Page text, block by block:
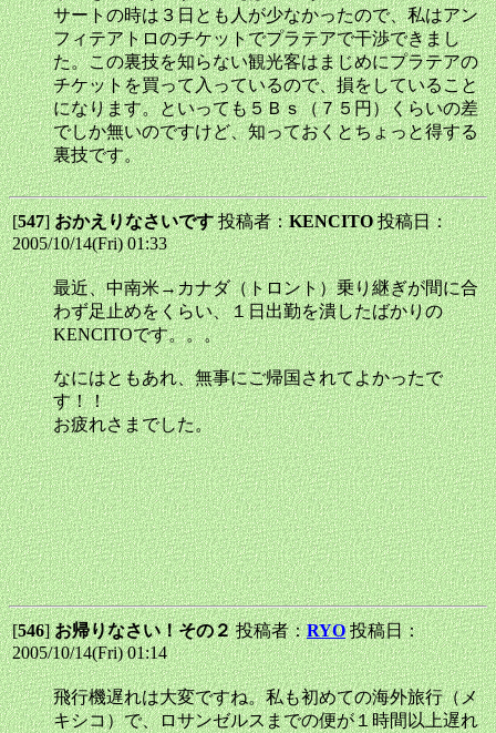
サートの時は３日とも人が少なかったので、私はアン
フィテアトロのチケットでプラテアで干渉できまし
た。この裏技を知らない観光客はまじめにプラテアの
チケットを買って入っているので、損をしていること
になります。といっても５Ｂｓ（７５円）くらいの差
でしか無いのですけど、知っておくとちょっと得する
裏技です。
[547]おかえりなさいです投稿者：KENCITO投稿日：
2005/10/14(Fri) 01:33
最近、中南米→カナダ（トロント）乗り継ぎが間に合
わず足止めをくらい、１日出勤を潰したばかりの
KENCITOです。。。
なにはともあれ、無事にご帰国されてよかったで
す！！
お疲れさまでした。
[546]お帰りなさい！その２投稿者：RYO 投稿日：
2005/10/14(Fri) 01:14
飛行機遅れは大変ですね。私も初めての海外旅行（メ
キシコ）で、ロサンゼルスまでの便が１時間以上遅れ